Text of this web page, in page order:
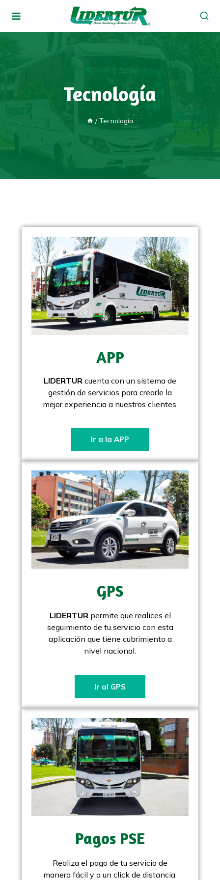
Tecnología
/ Tecnología
APP
LIDERTUR cuenta con un sistema de
gestión de servicios para crearle la
mejor experiencia a nuestros clientes.
Ir a la APP
GPS
LIDERTURpermite que realices el
seguimiento de tu servicio con esta
aplicación que tiene cubrimiento a
nivel nacional.
Ir al GPS
Pagos PSE
Realiza el pago de tu servicio de
manera fácil y a un click de distancia.